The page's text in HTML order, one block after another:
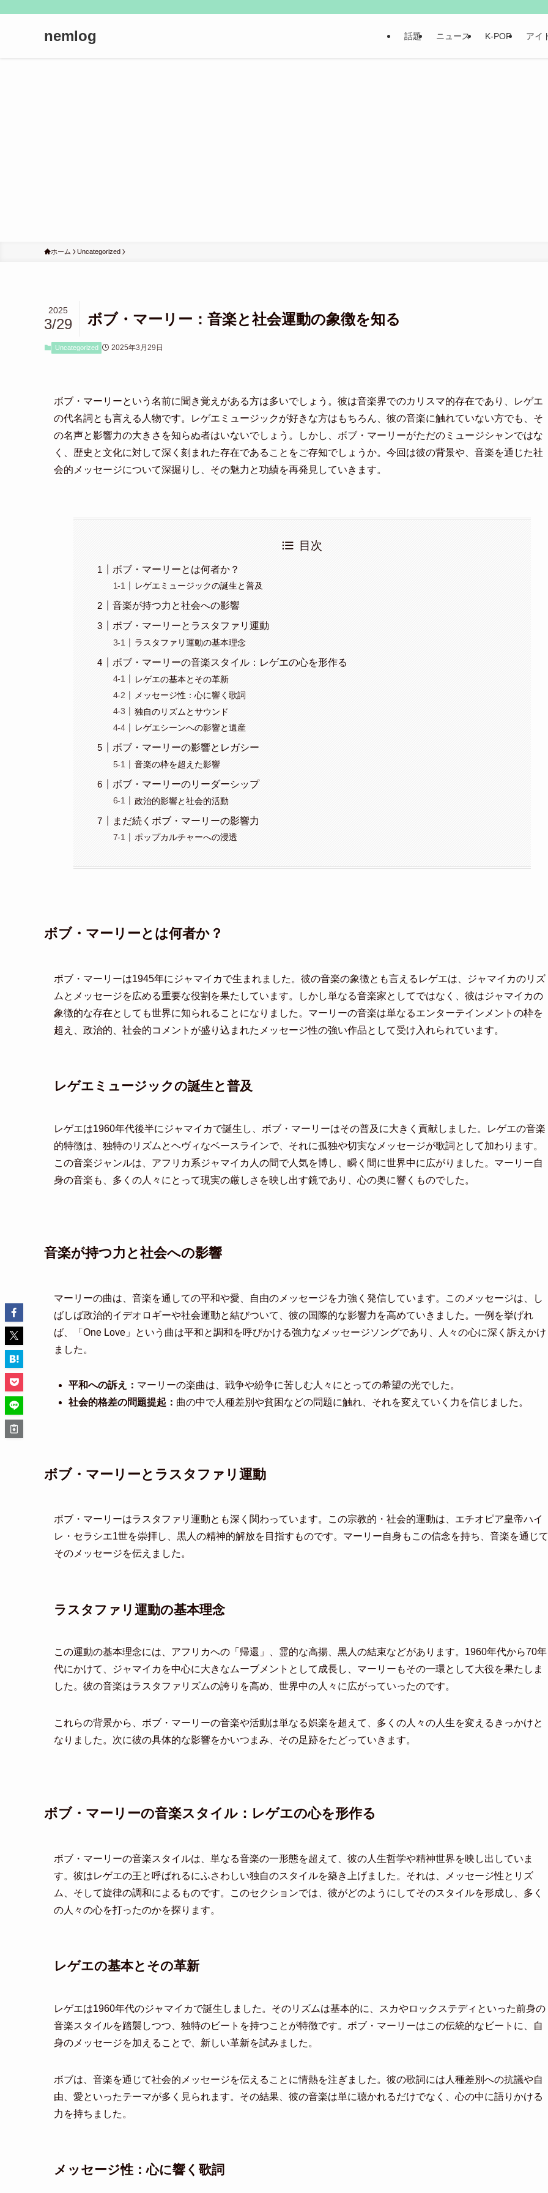
nemlog 話題 ニュース K-POP アイ
ホーム Uncategorized
ボブ・マーリー：音楽と社会運動の象徴を知る
2025
3/29
Uncategorized 2025年3月29日
ボブ・マーリーという名前に聞き覚えがある方は多いでしょう。彼は音楽界でのカリスマ的存在であり、レゲエ
の代名詞とも言える人物です。レゲエミュージックが好きな方はもちろん、彼の音楽に触れていない方でも、そ
の名声と影響力の大きさを知らぬ者はいないでしょう。しかし、ボブ・マーリーがただのミュージシャンではな
く、歴史と文化に対して深く刻まれた存在であることをご存知でしょうか。今回は彼の背景や、音楽を通じた社
会的メッセージについて深掘りし、その魅力と功績を再発見していきます。
目次
ボブ・マーリーとは何者か？
レゲエミュージックの誕生と普及
音楽が持つ力と社会への影響
ボブ・マーリーとラスタファリ運動
ラスタファリ運動の基本理念
ボブ・マーリーの音楽スタイル：レゲエの心を形作る
レゲエの基本とその革新
メッセージ性：心に響く歌詞
独自のリズムとサウンド
レゲエシーンへの影響と遺産
ボブ・マーリーの影響とレガシー
音楽の枠を超えた影響
ボブ・マーリーのリーダーシップ
政治的影響と社会的活動
まだ続くボブ・マーリーの影響力
ポップカルチャーへの浸透
ボブ・マーリーとは何者か？
ボブ・マーリーは1945年にジャマイカで生まれました。彼の音楽の象徴とも言えるレゲエは、ジャマイカのリズ
ムとメッセージを広める重要な役割を果たしています。しかし単なる音楽家としてではなく、彼はジャマイカの
象徴的な存在としても世界に知られることになりました。マーリーの音楽は単なるエンターテインメントの枠を
超え、政治的、社会的コメントが盛り込まれたメッセージ性の強い作品として受け入れられています。
レゲエミュージックの誕生と普及
レゲエは1960年代後半にジャマイカで誕生し、ボブ・マーリーはその普及に大きく貢献しました。レゲエの音楽
的特徴は、独特のリズムとヘヴィなベースラインで、それに孤独や切実なメッセージが歌詞として加わります。
この音楽ジャンルは、アフリカ系ジャマイカ人の間で人気を博し、瞬く間に世界中に広がりました。マーリー自
身の音楽も、多くの人々にとって現実の厳しさを映し出す鏡であり、心の奥に響くものでした。
音楽が持つ力と社会への影響
マーリーの曲は、音楽を通しての平和や愛、自由のメッセージを力強く発信しています。このメッセージは、し
ばしば政治的イデオロギーや社会運動と結びついて、彼の国際的な影響力を高めていきました。一例を挙げれ
ば、「One Love」という曲は平和と調和を呼びかける強力なメッセージソングであり、人々の心に深く訴えかけ
ました。
平和への訴え： マーリーの楽曲は、戦争や紛争に苦しむ人々にとっての希望の光でした。
社会的格差の問題提起： 曲の中で人種差別や貧困などの問題に触れ、それを変えていく力を信じました。
ボブ・マーリーとラスタファリ運動
ボブ・マーリーはラスタファリ運動とも深く関わっています。この宗教的・社会的運動は、エチオピア皇帝ハイ
レ・セラシエ1世を崇拝し、黒人の精神的解放を目指すものです。マーリー自身もこの信念を持ち、音楽を通じて
そのメッセージを伝えました。
ラスタファリ運動の基本理念
この運動の基本理念には、アフリカへの「帰還」、霊的な高揚、黒人の結束などがあります。1960年代から70年
代にかけて、ジャマイカを中心に大きなムーブメントとして成長し、マーリーもその一環として大役を果たしま
した。彼の音楽はラスタファリズムの誇りを高め、世界中の人々に広がっていったのです。
これらの背景から、ボブ・マーリーの音楽や活動は単なる娯楽を超えて、多くの人々の人生を変えるきっかけと
なりました。次に彼の具体的な影響をかいつまみ、その足跡をたどっていきます。
ボブ・マーリーの音楽スタイル：レゲエの心を形作る
ボブ・マーリーの音楽スタイルは、単なる音楽の一形態を超えて、彼の人生哲学や精神世界を映し出していま
す。彼はレゲエの王と呼ばれるにふさわしい独自のスタイルを築き上げました。それは、メッセージ性とリズ
ム、そして旋律の調和によるものです。このセクションでは、彼がどのようにしてそのスタイルを形成し、多く
の人々の心を打ったのかを探ります。
レゲエの基本とその革新
レゲエは1960年代のジャマイカで誕生しました。そのリズムは基本的に、スカやロックステディといった前身の
音楽スタイルを踏襲しつつ、独特のビートを持つことが特徴です。ボブ・マーリーはこの伝統的なビートに、自
身のメッセージを加えることで、新しい革新を試みました。
ボブは、音楽を通じて社会的メッセージを伝えることに情熱を注ぎました。彼の歌詞には人種差別への抗議や自
由、愛といったテーマが多く見られます。その結果、彼の音楽は単に聴かれるだけでなく、心の中に語りかける
力を持ちました。
メッセージ性：心に響く歌詞